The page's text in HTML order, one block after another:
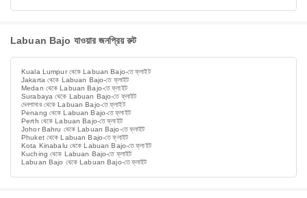
Labuan Bajo যাওয়ার জনপ্রিয় রুট
Kuala Lumpur থেকে Labuan Bajo-তে ফ্লাইট
Jakarta থেকে Labuan Bajo-তে ফ্লাইট
Medan থেকে Labuan Bajo-তে ফ্লাইট
Surabaya থেকে Labuan Bajo-তে ফ্লাইট
দেনপাসার থেকে Labuan Bajo-তে ফ্লাইট
Penang থেকে Labuan Bajo-তে ফ্লাইট
Perth থেকে Labuan Bajo-তে ফ্লাইট
Johor Bahru থেকে Labuan Bajo-তে ফ্লাইট
Phuket থেকে Labuan Bajo-তে ফ্লাইট
Kota Kinabalu থেকে Labuan Bajo-তে ফ্লাইট
Kuching থেকে Labuan Bajo-তে ফ্লাইট
Labuan Bajo থেকে Labuan Bajo-তে ফ্লাইট